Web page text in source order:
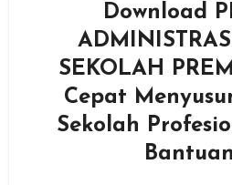
Download
SEKOLAH
Cepat
Sekolah